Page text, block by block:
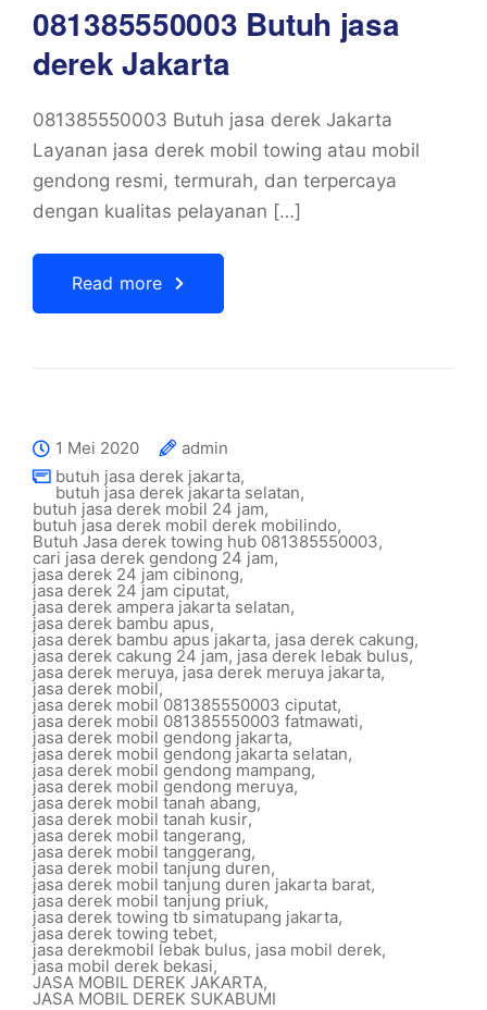
081385550003 Butuh jasa
derek Jakarta
081385550003 Butuh jasa derek Jakarta
Layanan jasa derek mobil towing atau mobil
gendong resmi, termurah, dan terpercaya
dengan kualitas pelayanan […]
Read more
1 Mei 2020
admin
butuh jasa derek jakarta,
butuh jasa derek jakarta selatan,
butuh jasa derek mobil 24 jam,
butuh jasa derek mobil derek mobilindo,
Butuh Jasa derek towing hub 081385550003,
cari jasa derek gendong 24 jam,
jasa derek 24 jam cibinong,
jasa derek 24 jam ciputat,
jasa derek ampera jakarta selatan,
jasa derek bambu apus,
jasa derek bambu apus jakarta, jasa derek cakung,
jasa derek cakung 24 jam, jasa derek lebak bulus,
jasa derek meruya, jasa derek meruya jakarta,
jasa derek mobil,
jasa derek mobil 081385550003 ciputat,
jasa derek mobil 081385550003 fatmawati,
jasa derek mobil gendong jakarta,
jasa derek mobil gendong jakarta selatan,
jasa derek mobil gendong mampang,
jasa derek mobil gendong meruya,
jasa derek mobil tanah abang,
jasa derek mobil tanah kusir,
jasa derek mobil tangerang,
jasa derek mobil tanggerang,
jasa derek mobil tanjung duren,
jasa derek mobil tanjung duren jakarta barat,
jasa derek mobil tanjung priuk,
jasa derek towing tb simatupang jakarta,
jasa derek towing tebet,
jasa derekmobil lebak bulus, jasa mobil derek,
jasa mobil derek bekasi,
JASA MOBIL DEREK JAKARTA,
JASA MOBIL DEREK SUKABUMI